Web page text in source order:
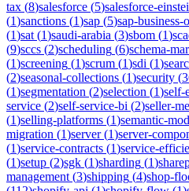
tax (8)salesforce (5)salesforce-
(1)sanctions (1)sap (5)sap-business-
(1)sat (1)saudi-arabia (3)sbom (1)
(9)sccs (2)scheduling (6)schema-
(1)screening (1)scrum (1)sdi (1)
(2)seasonal-collections (1)security (
(1)segmentation (2)selection (1)self-
service (2)self-service-bi (2)seller-
(1)selling-platforms (1)semantic-
migration (1)server(1)server-
(1)service-contracts (1)service-
(1)setup (2)sgk (1)sharding (1)
management (3)shipping (4)shop-